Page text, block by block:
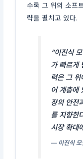
수록 그 위의 소프
략을 펼치고 있다.
“이진식
가 빠르게
력은 그 위
어 계층에
장의 안전
를 지향한
시장 확대
— 이진식 모